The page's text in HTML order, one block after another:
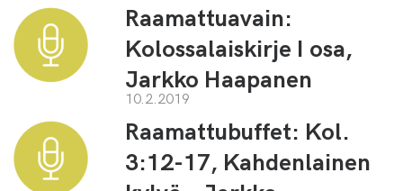
Raamattuavain:
Kolossalaiskirje I osa,
Jarkko Haapanen
10.2.2019
Raamattubuffet: Kol.
3:12-17, Kahdenlainen